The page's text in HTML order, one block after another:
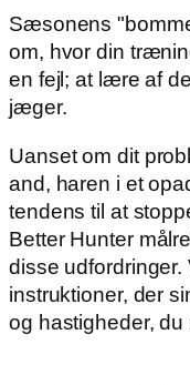
Sæsonens
om, hvor din
en fejl; at lære af
jæger.
Uanset om dit
and, haren i et
tendens til at
Better Hunter
disse
instruktioner, der
og hastigheder, du